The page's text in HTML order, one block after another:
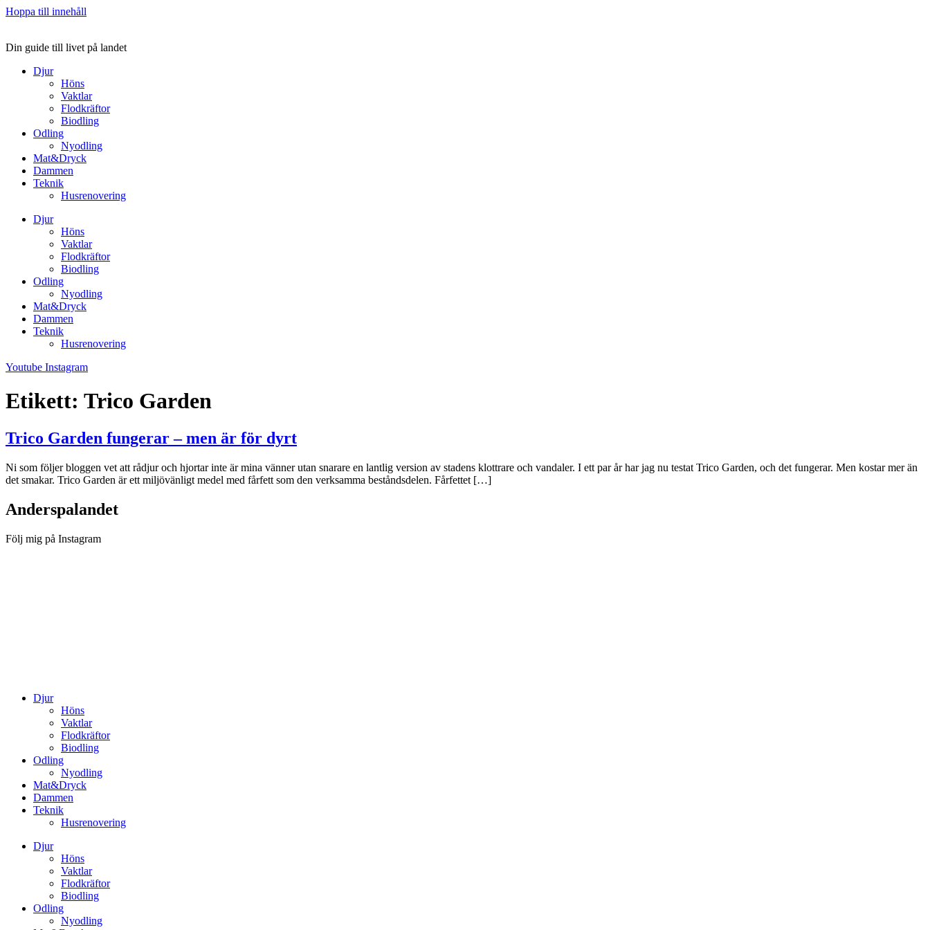
Hoppa till innehåll
Din guide till livet på landet
Djur
Höns
Vaktlar
Flodkräftor
Biodling
Odling
Nyodling
Mat&Dryck
Dammen
Teknik
Husrenovering
Djur
Höns
Vaktlar
Flodkräftor
Biodling
Odling
Nyodling
Mat&Dryck
Dammen
Teknik
Husrenovering
Youtube Instagram
Etikett: Trico Garden
Trico Garden fungerar – men är för dyrt
Ni som följer bloggen vet att rådjur och hjortar inte är mina vänner utan snarare en lantlig version av stadens klottrare och vandaler. I ett par år har jag nu testat Trico Garden, och det fungerar. Men kostar mer än
det smakar. Trico Garden är ett miljövänligt medel med fårfett som den verksamma beståndsdelen. Fårfettet […]
Anderspalandet
Följ mig på Instagram
Djur
Höns
Vaktlar
Flodkräftor
Biodling
Odling
Nyodling
Mat&Dryck
Dammen
Teknik
Husrenovering
Djur
Höns
Vaktlar
Flodkräftor
Biodling
Odling
Nyodling